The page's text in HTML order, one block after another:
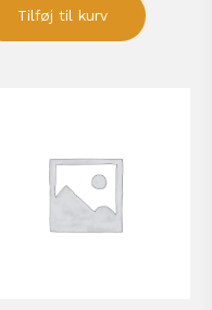
Tilføj til kurv